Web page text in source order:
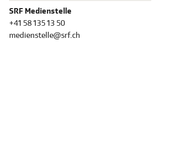
SRF Medienstelle
+41 58 135 13 50
medienstelle@srf.ch